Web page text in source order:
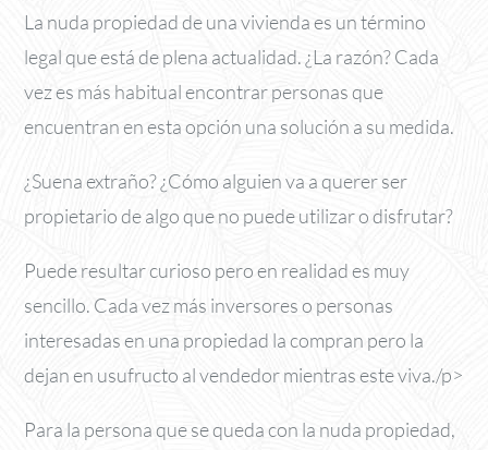
La nuda propiedad de una vivienda es un término
legal que está de plena actualidad. ¿La razón? Cada
vez es más habitual encontrar personas que
encuentran en esta opción una solución a su medida.
¿Suena extraño? ¿Cómo alguien va a querer ser
propietario de algo que no puede utilizar o disfrutar?
Puede resultar curioso pero en realidad es muy
sencillo. Cada vez más inversores o personas
interesadas en una propiedad la compran pero la
dejan en usufructo al vendedor mientras este viva./p>
Para la persona que se queda con la nuda propiedad,